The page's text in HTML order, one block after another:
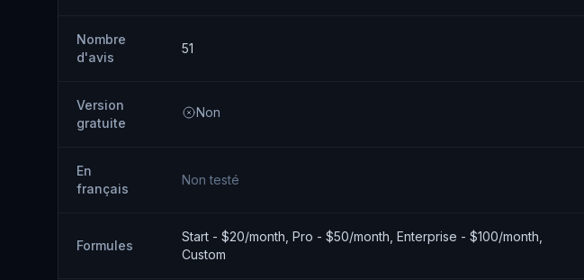
Nombre
d'avis
51
Version
gratuite
Non
En
français
Non testé
Formules
Start - $20/month, Pro - $50/month, Enterprise - $100/month,
Custom